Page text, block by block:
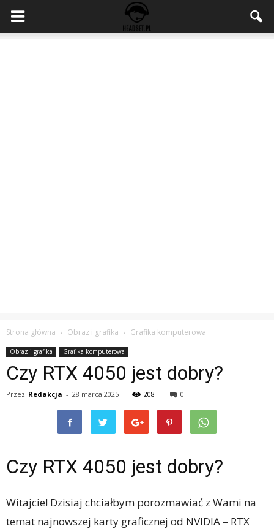
Strona główna Obraz i grafika Grafika komputerowa
Obraz i grafika Grafika komputerowa
Czy RTX 4050 jest dobry?
Przez Redakcja - 28 marca 2025 208 0
Czy RTX 4050 jest dobry?
Witajcie! Dzisiaj chciałbym porozmawiać z Wami na
temat najnowszej karty graficznej od NVIDIA – RTX